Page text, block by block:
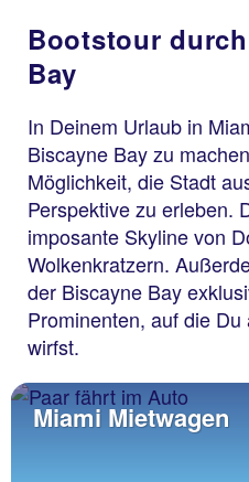
Bootstour
Bay
In Deinem Urlaub in
Biscayne Bay zu
Möglichkeit, die Stadt
Perspektive zu erleben.
imposante Skyline von
Wolkenkratzern.
der Biscayne Bay
Prominenten, auf die
wirfst.
Miami Mietwagen